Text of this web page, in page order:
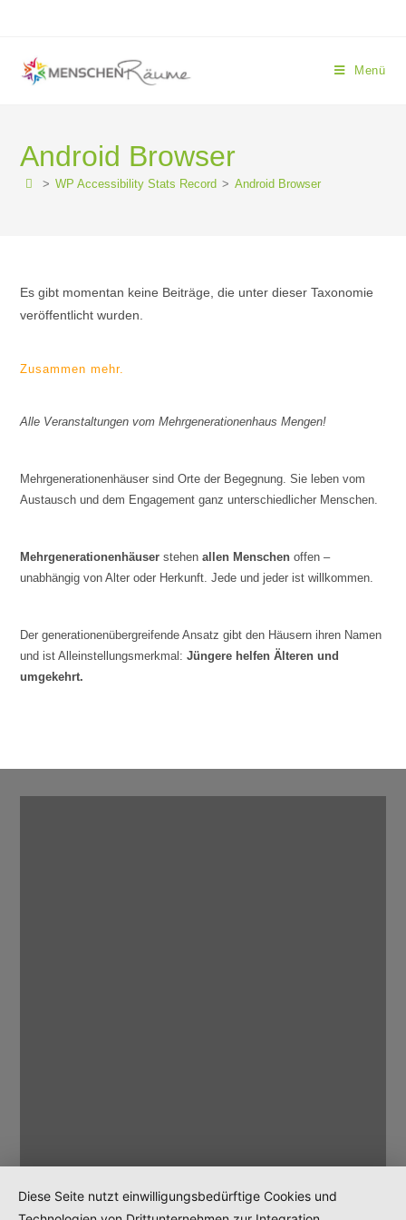
Menü
Android Browser
> WP Accessibility Stats Record > Android Browser
Es gibt momentan keine Beiträge, die unter dieser Taxonomie
veröffentlicht wurden.
Zusammen mehr.
Alle Veranstaltungen vom Mehrgenerationenhaus Mengen!
Mehrgenerationenhäuser sind Orte der Begegnung. Sie leben vom
Austausch und dem Engagement ganz unterschiedlicher Menschen.
Mehrgenerationenhäuserstehenallen Menschen offen –
unabhängig von Alter oder Herkunft. Jede und jeder ist willkommen.
Der generationenübergreifende Ansatz gibt den Häusern ihren Namen
und ist Alleinstellungsmerkmal:Jüngere helfen Älteren und
umgekehrt.
Diese Seite nutzt einwilligungsbedürftige Cookies und